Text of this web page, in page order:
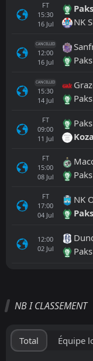
FT
15:30
16 Jul
Paks
NK
CANCELLED
12:00
16 Jul
Paks
CANCELLED
15:30
14 Jul
Paks
FT
09:00
11 Jul
Paks
FT
15:00
08 Jul
Paks
FT
17:00
04 Jul
NK
Paks
12:00
02 Jul
Paks
22Aug
NB I CLASSEMENT
Total Équipe